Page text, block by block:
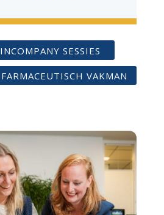
SESSIES
VAKMAN